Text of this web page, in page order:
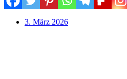
3. März 2026